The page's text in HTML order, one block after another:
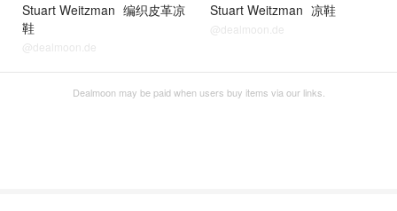
Stuart Weitzman 编织皮革凉
鞋
@dealmoon.de
Stuart Weitzman 凉鞋
@dealmoon.de
Dealmoon may be paid when users buy items via our links.